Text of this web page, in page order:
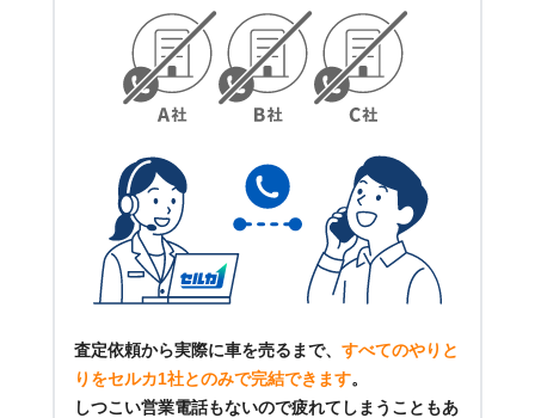
査定依頼から実際に車を売るまで、 すべてのやりと
りをセルカ1社とのみで完結できます。
しつこい営業電話もないので疲れてしまうこともあ